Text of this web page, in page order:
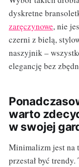
dyskretne
zaręczynowe, nie
czerni z bielą,
naszyjnik –
elegancję bez
warto
w swojej
Minimalizm jest na
przestał być